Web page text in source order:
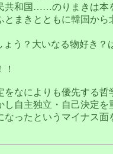
和国……のりまきは本
まきとともに韓国か
う？大いなる物好き
なによりも優先する
自主独立・自己決定
ったというマイナス面